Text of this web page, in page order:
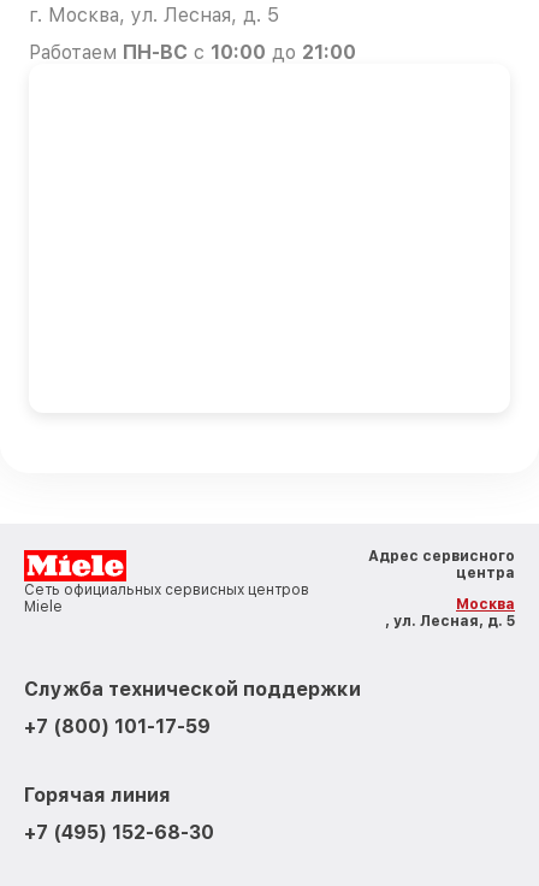
г. Москва, ул. Лесная, д. 5
Работаем ПН-ВС с 10:00 до 21:00
Сеть официальных сервисных центров
Miele
Адрес сервисного
центра
Москва
, ул. Лесная, д. 5
Служба технической поддержки
+7 (800) 101-17-59
Горячая линия
+7 (495) 152-68-30